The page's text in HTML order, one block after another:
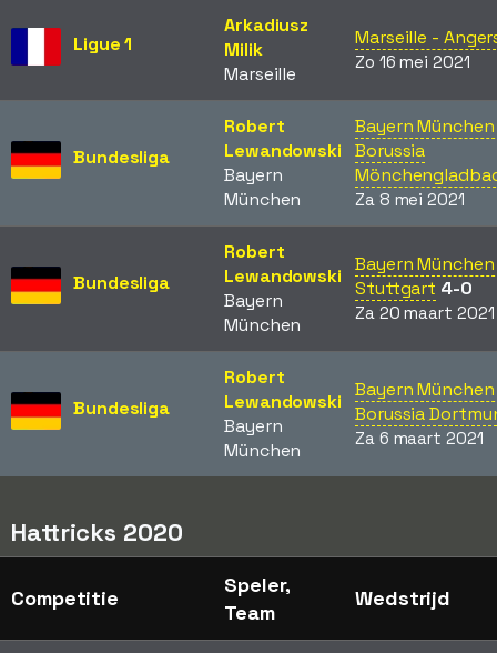
Ligue 1
Arkadiusz
Milik
Marseille
Marseille -
Zo 16 mei 2021
Bundesliga
Robert
Lewandowski
Bayern
München
Bayern
Borussia
Za 8 mei 2021
Bundesliga
Robert
Lewandowski
Bayern
München
Bayern
Stuttgart 4-0
Za 20 maart 2021
Bundesliga
Robert
Lewandowski
Bayern
München
Bayern
Borussia
Za 6 maart 2021
Hattricks 2020
Competitie
Speler,
Team
Wedstrijd